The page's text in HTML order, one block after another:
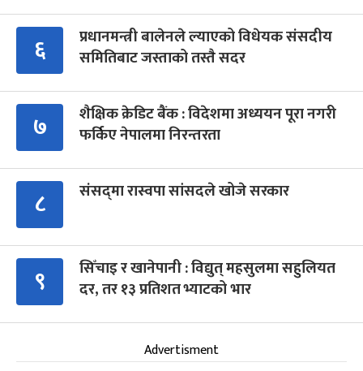
६
प्रधानमन्त्री बालेनले ल्याएको विधेयक संसदीय
समितिबाट जस्ताको तस्तै सदर
७
शैक्षिक क्रेडिट बैंक : विदेशमा अध्ययन पूरा नगरी
फर्किए नेपालमा निरन्तरता
८ संसद्‍मा रास्वपा सांसदले खोजे सरकार
९
सिँचाइ र खानेपानी : विद्युत् महसुलमा सहुलियत
दर, तर १३ प्रतिशत भ्याटको भार
Advertisment